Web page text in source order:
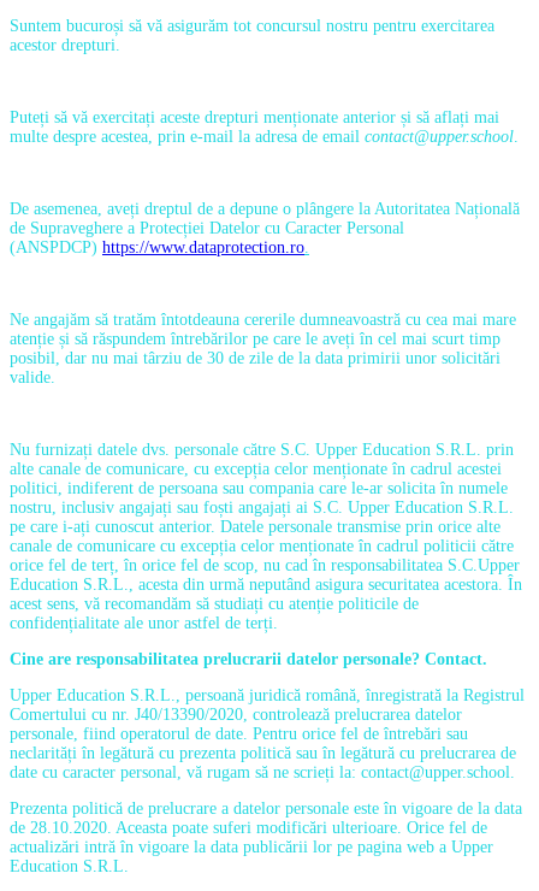
Suntem bucuroși să vă asigurăm tot concursul nostru pentru exercitarea
acestor drepturi.
Puteți să vă exercitați aceste drepturi menționate anterior și să aflați mai
multe despre acestea, prin e-mail la adresa de email contact@upper.school
De asemenea, aveți dreptul de a depune o plângere la Autoritatea Națională
de Supraveghere a Protecției Datelor cu Caracter Personal
(ANSPDCP) https://www.dataprotection.ro
Ne angajăm să tratăm întotdeauna cererile dumneavoastră cu cea mai mare
atenție și să răspundem întrebărilor pe care le aveți în cel mai scurt timp
posibil, dar nu mai târziu de 30 de zile de la data primirii unor solicitări
valide.
Nu furnizați datele dvs. personale către S.C. Upper Education S.R.L. prin
alte canale de comunicare, cu excepția celor menționate în cadrul acestei
politici, indiferent de persoana sau compania care le-ar solicita în numele
nostru, inclusiv angajați sau foști angajați ai S.C. Upper Education S.R.L.
pe care i-ați cunoscut anterior. Datele personale transmise prin orice alte
canale de comunicare cu excepția celor menționate în cadrul politicii către
orice fel de terț, în orice fel de scop, nu cad în responsabilitatea S.C.Upper
Education S.R.L., acesta din urmă neputând asigura securitatea acestora. În
acest sens, vă recomandăm să studiați cu atenție politicile de
confidențialitate ale unor astfel de terți.
Cine are responsabilitatea prelucrarii datelor personale? Contact.
Upper Education S.R.L., persoană juridică română, înregistrată la Registrul
Comertului cu nr. J40/13390/2020, controlează prelucrarea datelor
personale, fiind operatorul de date. Pentru orice fel de întrebări sau
neclarități în legătură cu prezenta politică sau în legătură cu prelucrarea de
date cu caracter personal, vă rugam să ne scrieți la: contact@upper.school.
Prezenta politică de prelucrare a datelor personale este în vigoare de la data
de 28.10.2020. Aceasta poate suferi modificări ulterioare. Orice fel de
actualizări intră în vigoare la data publicării lor pe pagina web a Upper
Education S.R.L.